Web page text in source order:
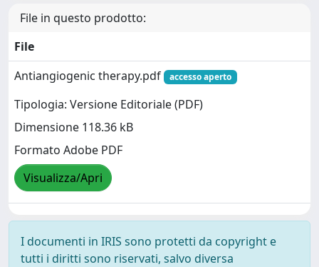
File in questo prodotto:
File
Antiangiogenic therapy.pdf
accesso aperto
Tipologia: Versione Editoriale (PDF)
Dimensione 118.36 kB
Formato Adobe PDF
Visualizza/Apri
I documenti in IRIS sono protetti da copyright e
tutti i diritti sono riservati, salvo diversa